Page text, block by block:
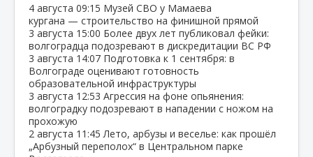
4 августа 09:15 Музей СВО у Мамаева
кургана — строительство на финишной прямой
3 августа 15:00 Более двух лет публиковал фейки:
волгоградца подозревают в дискредитации ВС РФ
3 августа 14:07 Подготовка к 1 сентября: в
Волгограде оценивают готовность
образовательной инфраструктуры
3 августа 12:53 Агрессия на фоне опьянения:
волгоградку подозревают в нападении с ножом на
прохожую
2 августа 11:45 Лето, арбузы и веселье: как прошёл
„Арбузный переполох“ в Центральном парке